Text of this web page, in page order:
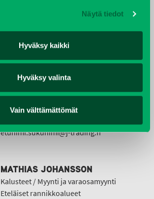
Näytä tiedot
Hyväksy kaikki
Hyväksy valinta
Vain välttämättömät
Kalusteet / Asennus, myynti,
etunimi.sukunimi@j-trading.fi
HEIDI JOHANSSON
Kalusteet / Tuotepäällikkö, myynti
Pk-seutu
etunimi.sukunimi@j-trading.fi
MATHIAS JOHANSSON
Kalusteet / Myynti ja varaosamyynti
Eteläiset rannikkoalueet